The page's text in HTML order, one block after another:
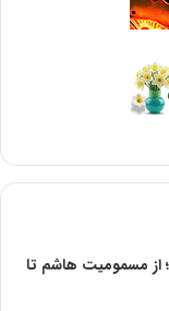
از مسمومیت هاشم تا